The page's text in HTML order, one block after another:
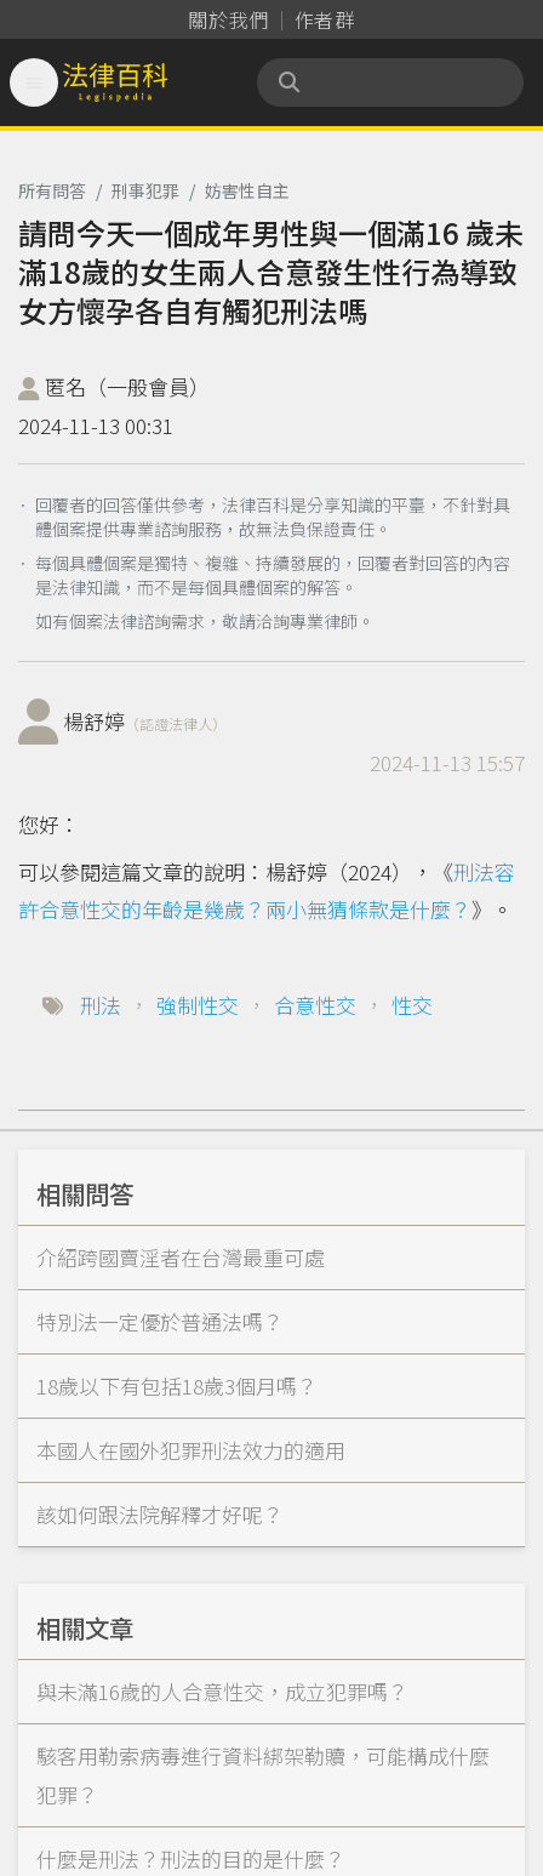
關於我們 作者群
法律百科 Legispedia
所有問答 / 刑事犯罪 / 妨害性自主
請問今天一個成年男性與一個滿16 歲未
滿18歲的女生兩人合意發生性行為導致
女方懷孕各自有觸犯刑法嗎
匿名（一般會員）
2024-11-13 00:31
． 回覆者的回答僅供參考，法律百科是分享知識的平臺，不針對具
體個案提供專業諮詢服務，故無法負保證責任。
． 每個具體個案是獨特、複雜、持續發展的，回覆者對回答的內容
是法律知識，而不是每個具體個案的解答。
如有個案法律諮詢需求，敬請洽詢專業律師。
楊舒婷 （認證法律人）
2024-11-13 15:57
您好：
可以參閱這篇文章的說明：楊舒婷（2024），《刑法容
許合意性交的年齡是幾歲？兩小無猜條款是什麼？ 》。
刑法 ， 強制性交 ， 合意性交 ， 性交
相關問答
介紹跨國賣淫者在台灣最重可處
特別法一定優於普通法嗎？
18歲以下有包括18歲3個月嗎？
本國人在國外犯罪刑法效力的適用
該如何跟法院解釋才好呢？
相關文章
與未滿16歲的人合意性交，成立犯罪嗎？
駭客用勒索病毒進行資料綁架勒贖，可能構成什麼
犯罪？
什麼是刑法？刑法的目的是什麼？